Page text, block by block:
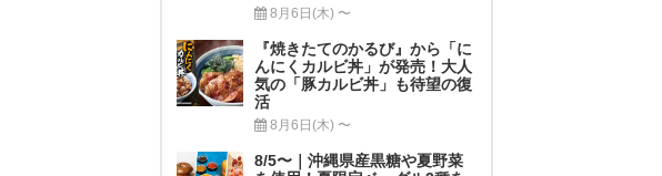
8月6日(木) 〜
『焼きたてのかるび』から「に
んにくカルビ丼」が発売！大人
気の「豚カルビ丼」も待望の復
活
8月6日(木) 〜
8/5〜｜沖縄県産黒糖や夏野菜